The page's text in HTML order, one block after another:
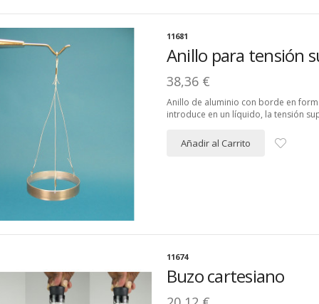
11681
Anillo para tensión
38,36 €
Anillo de aluminio con borde en
introduce en un líquido, la tensión
Añadir al Carrito
11674
Buzo cartesiano